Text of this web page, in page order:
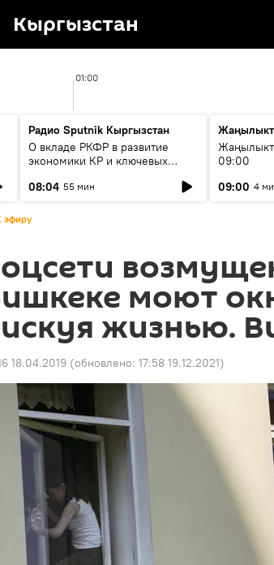
Кыргызстан
01:00
Радио Sputnik Кыргызстан
О вкладе РКФР в развитие
экономики КР и ключевых
08:04 55 мин
09:00
09:00 4
эфиру
моют
жизнью.
18.04.2019 (обновлено: 17:58 19.12.2021)